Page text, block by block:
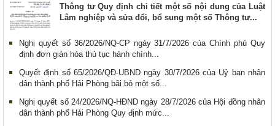
Thông tư Quy định chi tiết một số nội dung của Luật
Lâm nghiệp và sửa đổi, bổ sung một số Thông tư...
Nghị quyết số 36/2026/NQ-CP ngày 31/7/2026 của Chính phủ Quy
định đơn giản hóa thủ tục hành chính...
Quyết định số 65/2026/QĐ-UBND ngày 30/7/2026 của Uỷ ban nhân
dân thành phố Hải Phòng bãi bỏ một số...
Nghị quyết số 24/2026/NQ-HĐND ngày 28/7/2026 của Hội đồng nhân
dân thành phố Hải Phòng Quy định mức...